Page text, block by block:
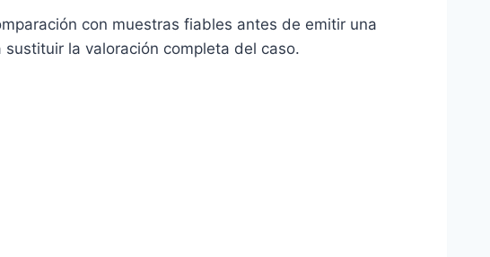
con muestras fiables antes de emitir una
la valoración completa del caso.